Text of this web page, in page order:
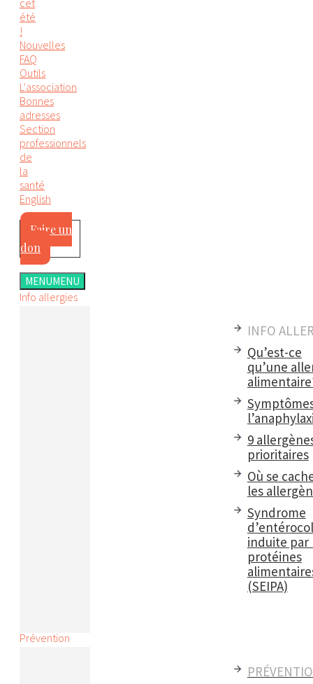
cet
été
!
Nouvelles
FAQ
Outils
L'association
Bonnes
adresses
Section
professionnels
de
la
santé
English
Faire un
don
MENUMENU
Info allergies
INFO
Qu’est-ce
qu’une
9
prioritaires
Où se
les
Syndrome
induite par
protéines
(SEIPA)
Prévention